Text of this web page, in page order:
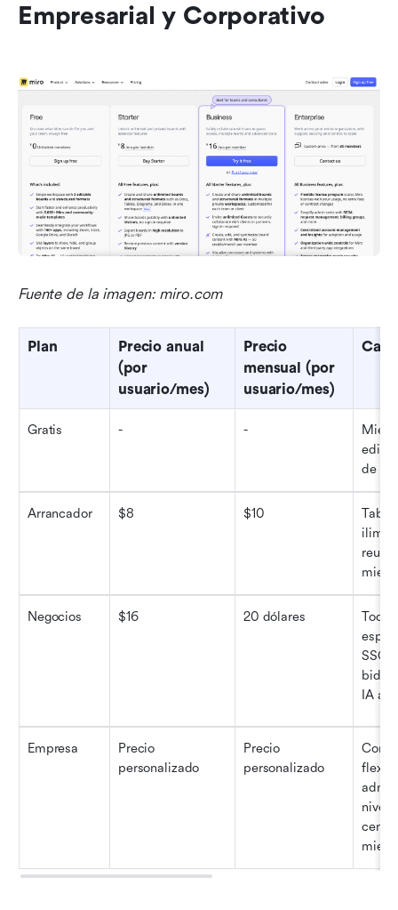
Empresarial y Corporativo
Fuente de la imagen: miro.com
Plan
Precio anual
(por
usuario/mes)
Precio
mensual (por
usuario/mes)
Gratis - -
de IA
Arrancador $8 $10
Negocios $16 20 dólares
SSO,
IA al
Empresa
Precio
personalizado
Precio
personalizado
nivel